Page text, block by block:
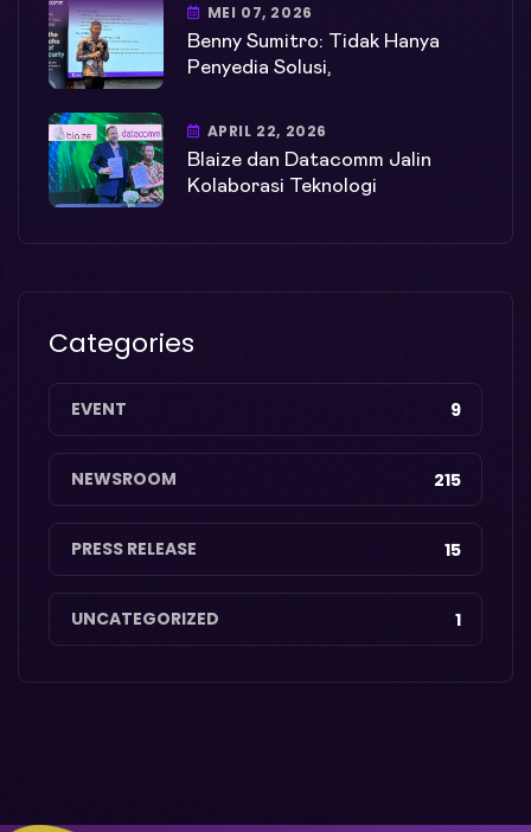
MEI 07, 2026
Benny Sumitro: Tidak Hanya
Penyedia Solusi,
APRIL 22, 2026
Blaize dan Datacomm Jalin
Kolaborasi Teknologi
Categories
EVENT 9
NEWSROOM 215
PRESS RELEASE 15
UNCATEGORIZED 1